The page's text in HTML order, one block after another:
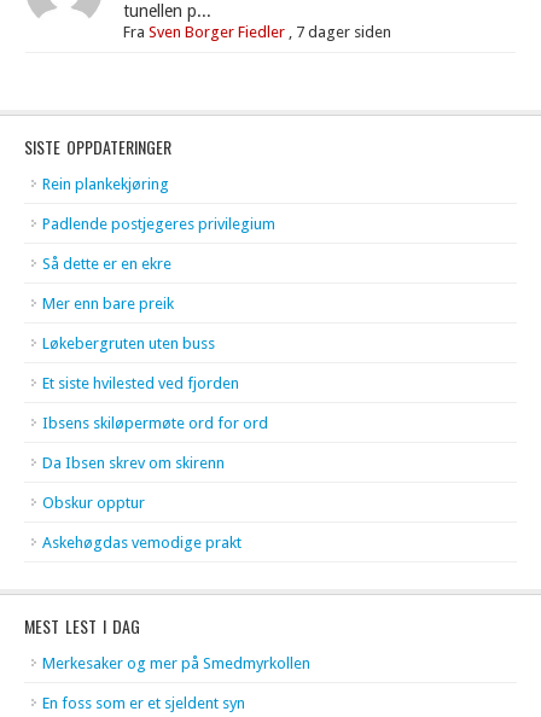
tunellen p...
FraSven Borger Fiedler , 7 dager siden
SISTE OPPDATERINGER
Rein plankekjøring
Padlende postjegeres privilegium
Så dette er en ekre
Mer enn bare preik
Løkebergruten uten buss
Et siste hvilested ved fjorden
Ibsens skiløpermøte ord for ord
Da Ibsen skrev om skirenn
Obskur opptur
Askehøgdas vemodige prakt
MEST LEST I DAG
Merkesaker og mer på Smedmyrkollen
En foss som er et sjeldent syn